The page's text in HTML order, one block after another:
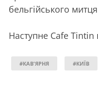
бельгійського
Наступне Cafе Tintin
#КАВ'ЯРНЯ #КИЇВ